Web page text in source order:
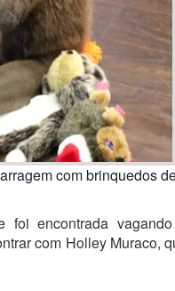
com brinquedos
foi encontrada
com Holley Muraco,